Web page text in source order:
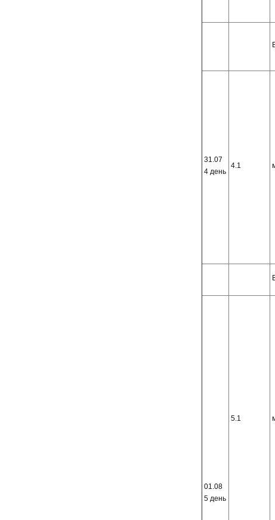
31.07
4 день
4.1
01.08
5 день
5.1